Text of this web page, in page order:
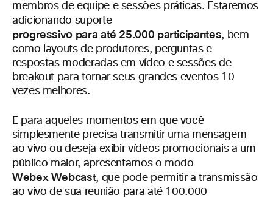
membros de equipe e sessões práticas. Estaremos
adicionando suporte
progressivo para até 25.000 participantes, bem
como layouts de produtores, perguntas e
respostas moderadas em vídeo e sessões de
breakout para tornar seus grandes eventos 10
vezes melhores.
E para aqueles momentos em que você
simplesmente precisa transmitir uma mensagem
ao vivo ou deseja exibir vídeos promocionais a um
público maior, apresentamos o modo
Webex Webcast, que pode permitir a transmissão
ao vivo de sua reunião para até 100.000